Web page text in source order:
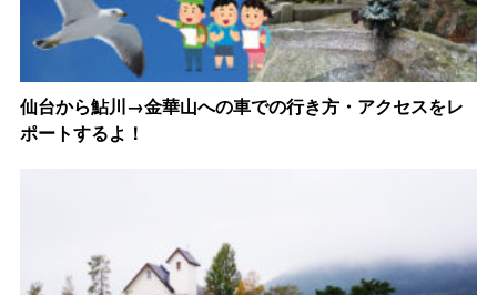
仙台から鮎川→金華山への車での行き方・アクセスをレ
ポートするよ！